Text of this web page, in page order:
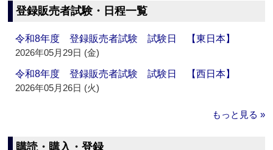
登録販売者試験・日程一覧
令和8年度 登録販売者試験 試験日 【東日本】
2026年05月29日 (金)
令和8年度 登録販売者試験 試験日 【西日本】
2026年05月26日 (火)
もっと見る »
購読・購入・登録